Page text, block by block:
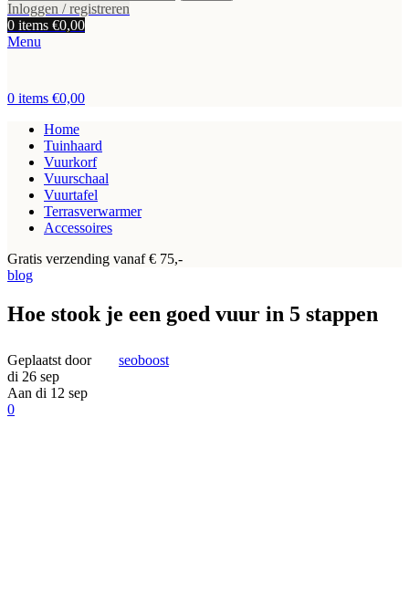
Inloggen / registreren
0 items €0,00
Menu
0 items €0,00
Home
Tuinhaard
Vuurkorf
Vuurschaal
Vuurtafel
Terrasverwarmer
Accessoires
Gratis verzending vanaf € 75,-
blog
Hoe stook je een goed vuur in 5 stappen
Geplaatst door
seoboost
di 26 sep
Aan di 12 sep
0